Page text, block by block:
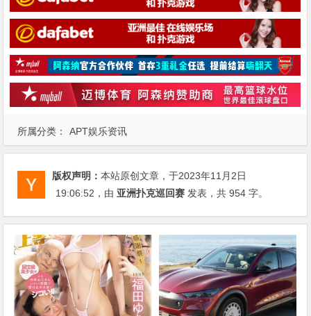
所属分类： APT娱乐资讯
版权声明：本站原创文章，于2023年11月2日
19:06:52 ，由 亚洲扑克巡回赛 发表，共 954 字。